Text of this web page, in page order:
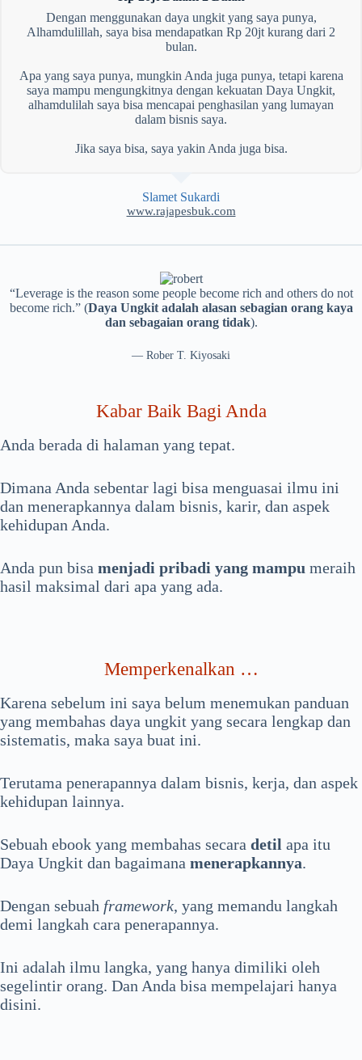
Dengan menggunakan daya ungkit yang saya punya,
Alhamdulillah, saya bisa mendapatkan Rp 20jt kurang dari 2
bulan.
Apa yang saya punya, mungkin Anda juga punya, tetapi karena
saya mampu mengungkitnya dengan kekuatan Daya Ungkit,
alhamdulilah saya bisa mencapai penghasilan yang lumayan
dalam bisnis saya.
Jika saya bisa, saya yakin Anda juga bisa.
Slamet Sukardi
www.rajapesbuk.com
“Leverage is the reason some people become rich and others do not
become rich.” (Daya Ungkit adalah alasan sebagian orang kaya
dan sebagaian orang tidak).
— Rober T. Kiyosaki
Kabar Baik Bagi Anda
Anda berada di halaman yang tepat.
Dimana Anda sebentar lagi bisa menguasai ilmu ini
dan menerapkannya dalam bisnis, karir, dan aspek
kehidupan Anda.
Anda pun bisa menjadi pribadi yang mampu meraih
hasil maksimal dari apa yang ada.
Memperkenalkan …
Karena sebelum ini saya belum menemukan panduan
yang membahas daya ungkit yang secara lengkap dan
sistematis, maka saya buat ini.
Terutama penerapannya dalam bisnis, kerja, dan aspek
kehidupan lainnya.
Sebuah ebook yang membahas secara detil apa itu
Daya Ungkit dan bagaimana menerapkannya.
Dengan sebuah framework, yang memandu langkah
demi langkah cara penerapannya.
Ini adalah ilmu langka, yang hanya dimiliki oleh
segelintir orang. Dan Anda bisa mempelajari hanya
disini.